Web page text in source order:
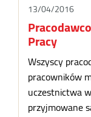
13/04/2016
Pracy
Wszyscy
pracowników
uczestnictwa
przyjmowane